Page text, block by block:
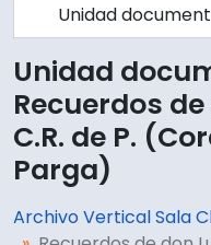
Unidad
Unidad
Recuerdos
C.R. de P.
Parga)
Archivo Vertical Sala